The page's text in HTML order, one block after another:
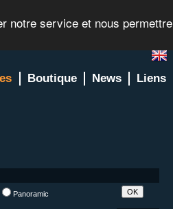
notre service et nous permettre
Boutique News Liens
Panoramic